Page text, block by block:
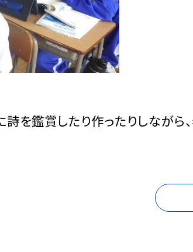
を鑑賞したり作ったりしながら